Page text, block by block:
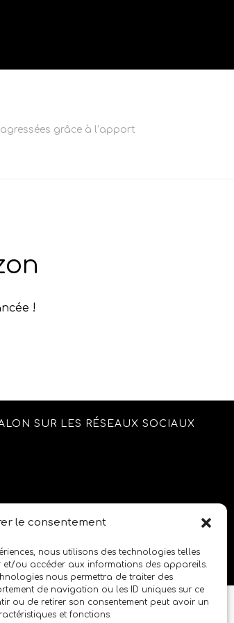
le consentement
nous utilisons des technologies telles
et/ou accéder aux informations des appareils.
nous permettra de traiter des
de navigation ou les ID uniques sur ce
ou de retirer son consentement peut avoir un
et fonctions.
grâce à l’apport
!
SUR LES RÉSEAUX SOCIAUX